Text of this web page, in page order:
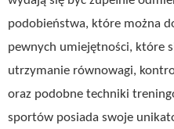
podobieństwa, które można
pewnych umiejętności, które
utrzymanie równowagi,
oraz podobne techniki
sportów posiada swoje